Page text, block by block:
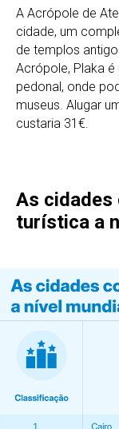
A Acrópole de
cidade, um
de templos
Acrópole, Plaka
pedonal, onde
museus. Alugar
custaria 31€.
As cidades
turística a